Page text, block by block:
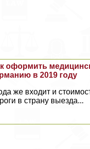
оформить
в 2019 году
же входит и
в страну выезда...